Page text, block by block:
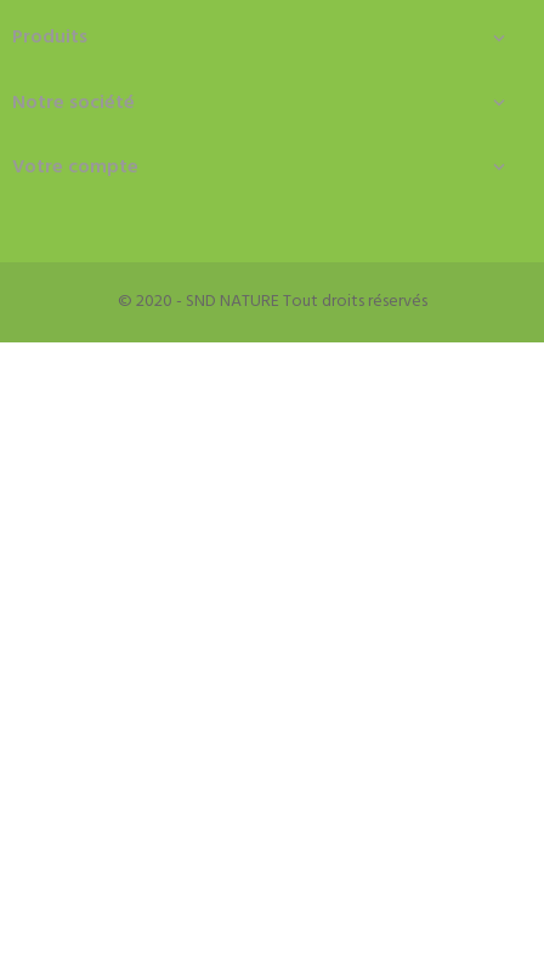
Produits 
Notre société 
Votre compte 
© 2020 - SND NATURE Tout droits réservés